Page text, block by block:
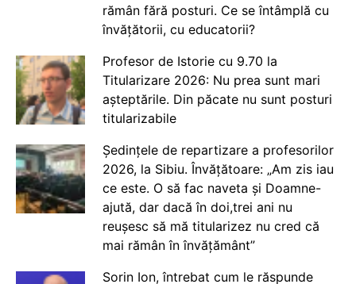
rămân fără posturi. Ce se întâmplă cu
învățătorii, cu educatorii?
Profesor de Istorie cu 9.70 la
Titularizare 2026: Nu prea sunt mari
așteptările. Din păcate nu sunt posturi
titularizabile
Ședințele de repartizare a profesorilor
2026, la Sibiu. Învățătoare: „Am zis iau
ce este. O să fac naveta și Doamne-
ajută, dar dacă în doi,trei ani nu
reușesc să mă titularizez nu cred că
mai rămân în învățământ”
Sorin Ion, întrebat cum le răspunde